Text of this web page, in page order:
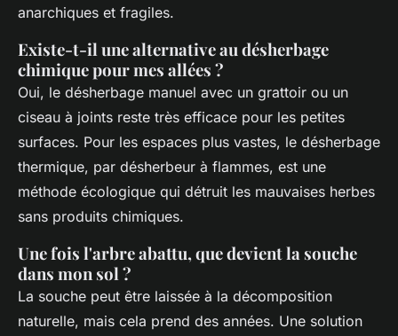
anarchiques et fragiles.
Existe-t-il une alternative au désherbage
chimique pour mes allées ?
Oui, le désherbage manuel avec un grattoir ou un
ciseau à joints reste très efficace pour les petites
surfaces. Pour les espaces plus vastes, le désherbage
thermique, par désherbeur à flammes, est une
méthode écologique qui détruit les mauvaises herbes
sans produits chimiques.
Une fois l'arbre abattu, que devient la souche
dans mon sol ?
La souche peut être laissée à la décomposition
naturelle, mais cela prend des années. Une solution